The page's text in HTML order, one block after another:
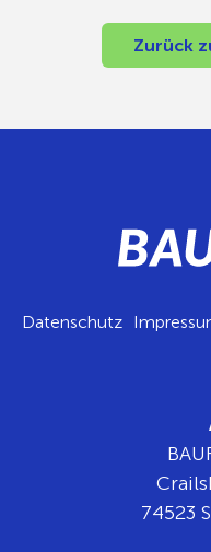
Zurück
Datenschutz
74523